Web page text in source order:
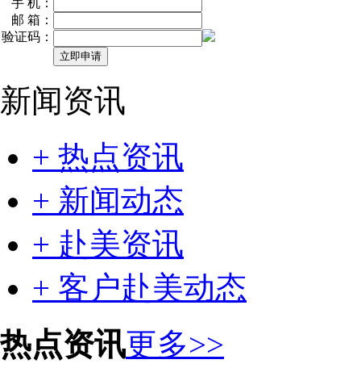
邮 箱：
验证码：
新闻资讯
+ 热点资讯
+ 新闻动态
+ 赴美资讯
+ 客户赴美动态
热点资讯更多>>